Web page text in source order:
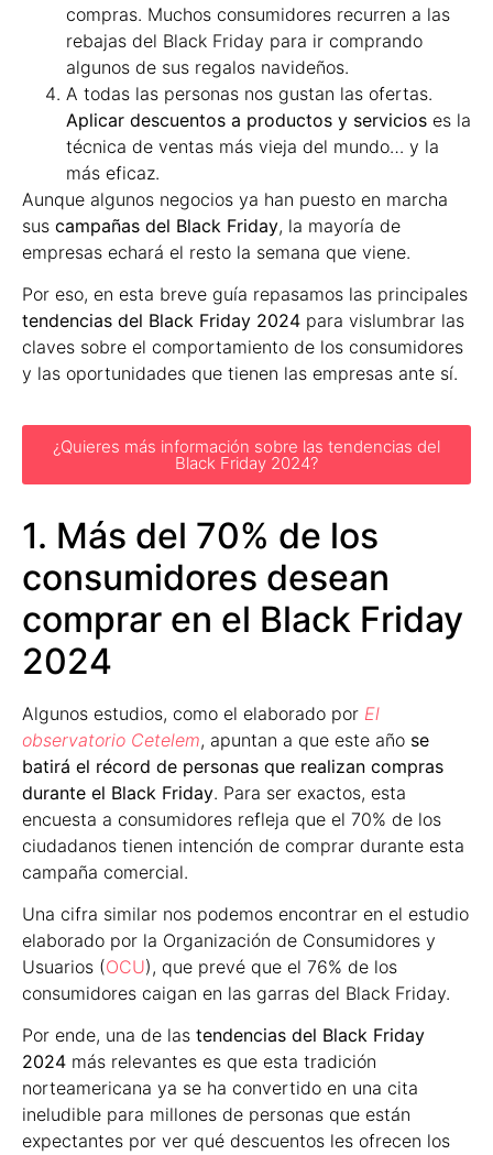
compras. Muchos consumidores recurren a las
rebajas del Black Friday para ir comprando
algunos de sus regalos navideños.
A todas las personas nos gustan las ofertas.
Aplicar descuentos a productos y servicios es la
técnica de ventas más vieja del mundo… y la
más eficaz.
Aunque algunos negocios ya han puesto en marcha
sus campañas del Black Friday, la mayoría de
empresas echará el resto la semana que viene.
Por eso, en esta breve guía repasamos las principales
tendencias del Black Friday 2024 para vislumbrar las
claves sobre el comportamiento de los consumidores
y las oportunidades que tienen las empresas ante sí.
¿Quieres más información sobre las tendencias del
Black Friday 2024?
1. Más del 70% de los
consumidores desean
comprar en el Black Friday
2024
Algunos estudios, como el elaborado por El
observatorio Cetelem, apuntan a que este año se
batirá el récord de personas que realizan compras
durante el Black Friday. Para ser exactos, esta
encuesta a consumidores refleja que el 70% de los
ciudadanos tienen intención de comprar durante esta
campaña comercial.
Una cifra similar nos podemos encontrar en el estudio
elaborado por la Organización de Consumidores y
Usuarios (OCU), que prevé que el 76% de los
consumidores caigan en las garras del Black Friday.
Por ende, una de las tendencias del Black Friday
2024 más relevantes es que esta tradición
norteamericana ya se ha convertido en una cita
ineludible para millones de personas que están
expectantes por ver qué descuentos les ofrecen los